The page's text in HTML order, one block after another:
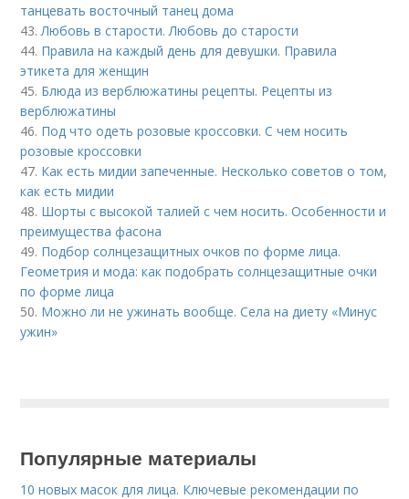
танцевать восточный танец дома
43. Любовь в старости. Любовь до старости
44. Правила на каждый день для девушки. Правила
этикета для женщин
45. Блюда из верблюжатины рецепты. Рецепты из
верблюжатины
46. Под что одеть розовые кроссовки. С чем носить
розовые кроссовки
47. Как есть мидии запеченные. Несколько советов о том,
как есть мидии
48. Шорты с высокой талией с чем носить. Особенности и
преимущества фасона
49. Подбор солнцезащитных очков по форме лица.
Геометрия и мода: как подобрать солнцезащитные очки
по форме лица
50. Можно ли не ужинать вообще. Села на диету «Минус
ужин»
Популярные материалы
10 новых масок для лица. Ключевые рекомендации по